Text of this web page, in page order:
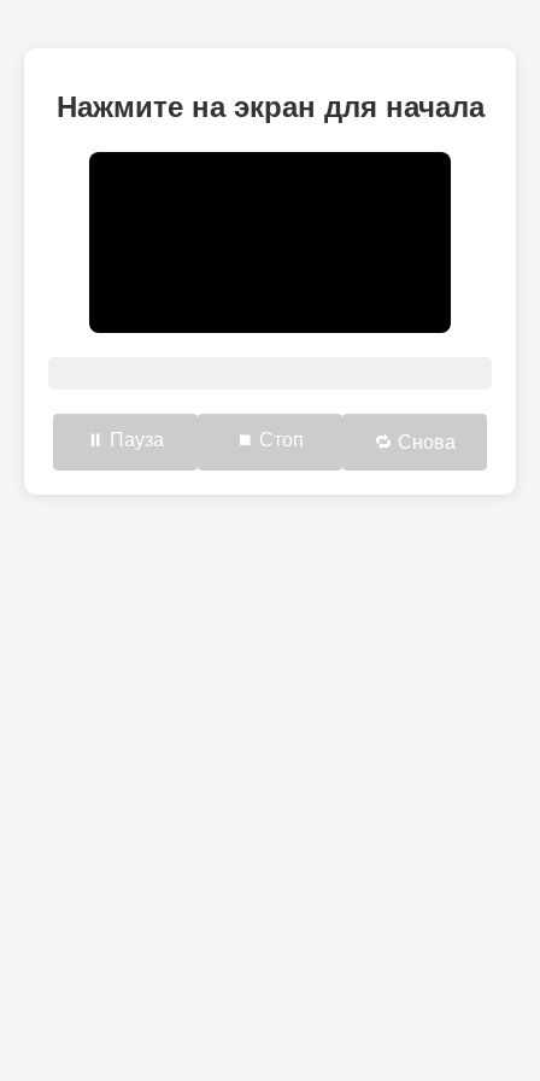
Нажмите на экран для начала
⏸ Пауза ⏹ Стоп 🔁 Снова